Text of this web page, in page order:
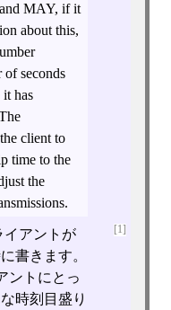
MAY, if it
about this,
of seconds
it has
client to
time to the
the
[1]
イアントが
書きます。
ントにとっ
時刻目盛り